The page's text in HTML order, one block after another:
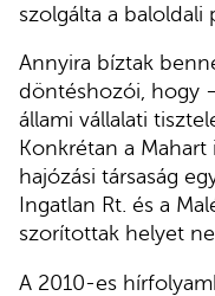
szolgálta a baloldali
Annyira bíztak
döntéshozói, hogy
állami vállalati
Konkrétan a Mahart
hajózási társaság
Ingatlan Rt. és a
szorítottak helyet
A 2010-es